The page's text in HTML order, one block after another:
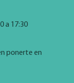
a 17:30
ponerte en